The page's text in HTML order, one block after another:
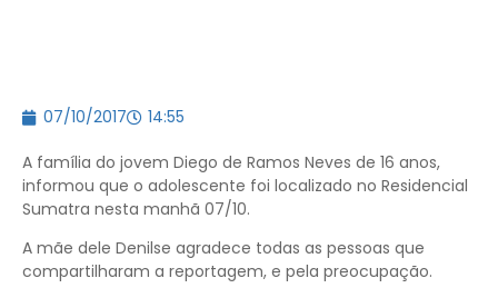
07/10/2017 14:55
A família do jovem Diego de Ramos Neves de 16 anos,
informou que o adolescente foi localizado no Residencial
Sumatra nesta manhã 07/10.
A mãe dele Denilse agradece todas as pessoas que
compartilharam a reportagem, e pela preocupação.